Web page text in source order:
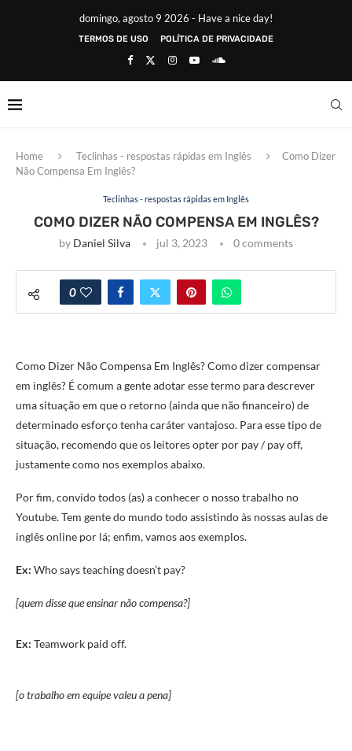
domingo, agosto 9 2026 - Have a nice day!
TERMOS DE USO POLÍTICA DE PRIVACIDADE
Home Teclinhas - respostas rápidas em Inglês
Como Dizer
Não Compensa Em Inglês?
Teclinhas - respostas rápidas em Inglês
COMO DIZER NÃO COMPENSA EM INGLÊS?
by Daniel Silva jul 3, 2023 0 comments
0
Como Dizer Não Compensa Em Inglês? Como dizer compensar
em inglês? É comum a gente adotar esse termo para descrever
uma situação em que o retorno (ainda que não financeiro) de
determinado esforço tenha caráter vantajoso. Para esse tipo de
situação, recomendo que os leitores opter por pay / pay off,
justamente como nos exemplos abaixo.
Por fim, convido todos (as) a conhecer o nosso trabalho no
Youtube. Tem gente do mundo todo assistindo às nossas aulas de
inglês online por lá; enfim, vamos aos exemplos.
Ex: Who says teaching doesn’t pay?
[quem disse que ensinar não compensa?]
Ex: Teamwork paid off.
[o trabalho em equipe valeu a pena]